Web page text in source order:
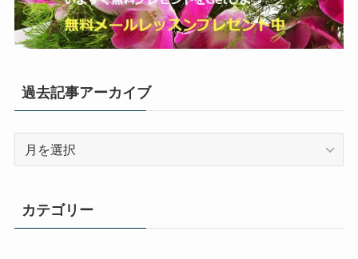
過去記事アーカイブ
ア
カテゴリー